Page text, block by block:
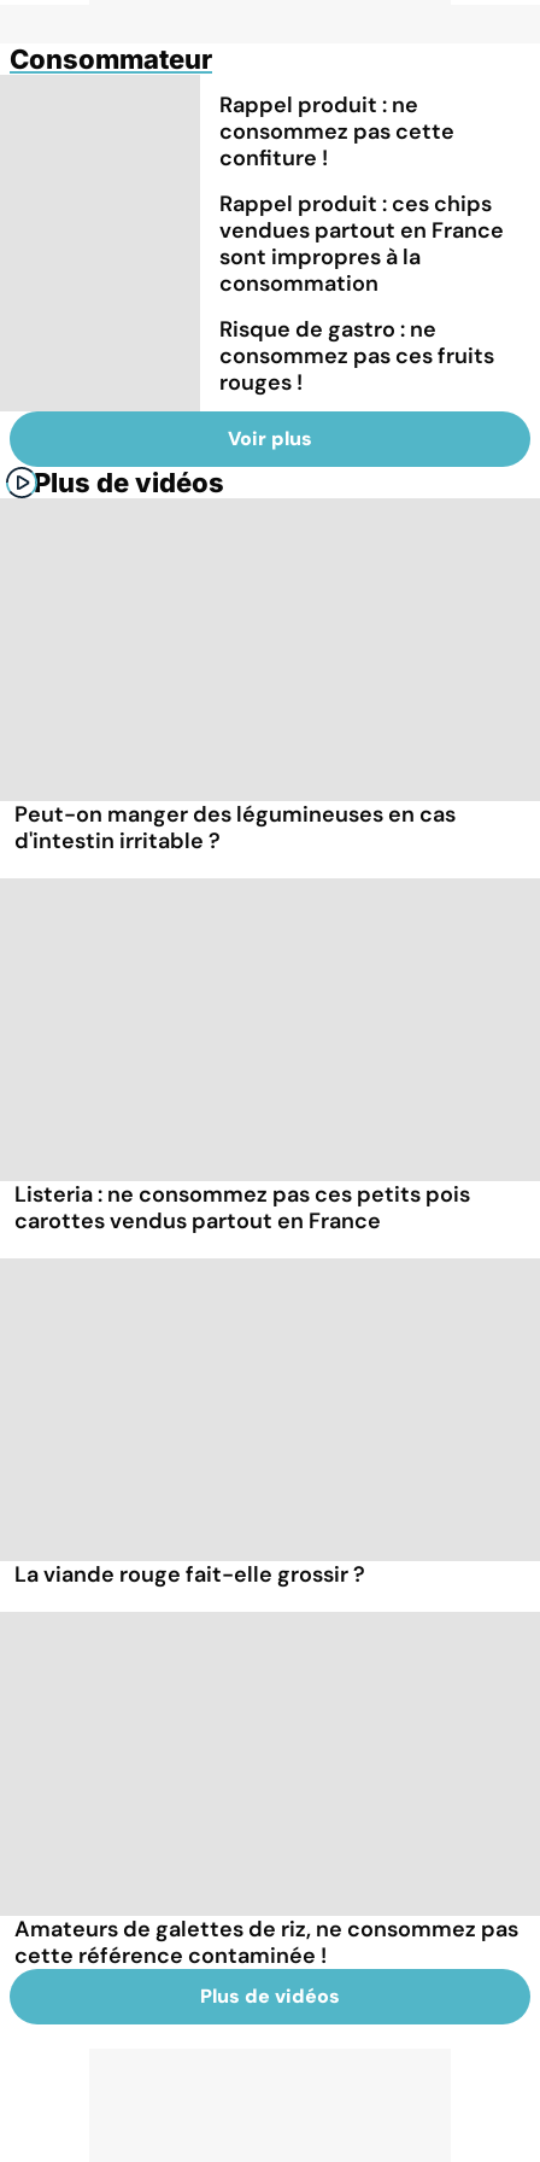
Consommateur
Rappel produit : ne
consommez pas cette
confiture !
Rappel produit : ces chips
vendues partout en France
sont impropres à la
consommation
Risque de gastro : ne
consommez pas ces fruits
rouges !
Voir plus
Plus de vidéos
Peut-on manger des légumineuses en cas
d'intestin irritable ?
Listeria : ne consommez pas ces petits pois
carottes vendus partout en France
La viande rouge fait-elle grossir ?
Amateurs de galettes de riz, ne consommez pas
cette référence contaminée !
Plus de vidéos